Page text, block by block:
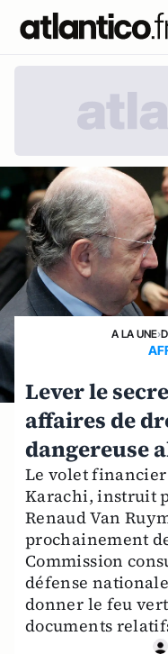
A LA UNE›
Lever le
affaires de
dangereuse
Le volet
Karachi, instruit
Renaud Van
prochainement
Commission
défense
donner le feu
documents